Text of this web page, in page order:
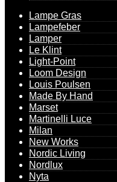
Lampe Gras
Lampefeber
Lamper
Le Klint
Light-Point
Loom Design
Louis Poulsen
Made By Hand
Marset
Martinelli Luce
Milan
New Works
Nordic Living
Nordlux
Nyta